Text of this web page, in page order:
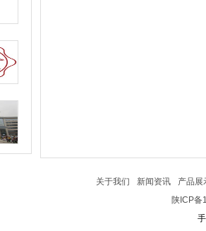
关于我们 新闻资讯
产品展
陕ICP备